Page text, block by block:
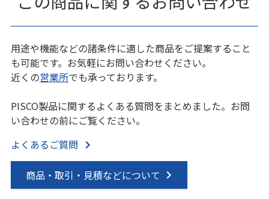
用途や機能などの諸条件に適した商品をご提案すること
も可能です。お気軽にお問い合わせください。
近くの営業所でも承っております。
PISCO製品に関するよくある質問をまとめました。お問
い合わせの前にご覧ください。
よくあるご質問
商品・取引・見積などについて